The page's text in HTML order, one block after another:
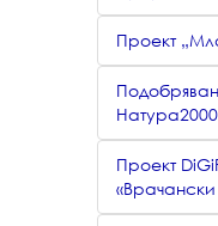
Проект
Проект